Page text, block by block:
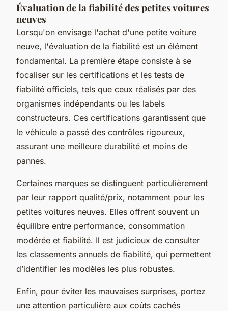
Évaluation de la fiabilité des petites voitures
neuves
Lorsqu'on envisage l'achat d'une petite voiture
neuve, l'évaluation de la fiabilité est un élément
fondamental. La première étape consiste à se
focaliser sur les certifications et les tests de
fiabilité officiels, tels que ceux réalisés par des
organismes indépendants ou les labels
constructeurs. Ces certifications garantissent que
le véhicule a passé des contrôles rigoureux,
assurant une meilleure durabilité et moins de
pannes.
Certaines marques se distinguent particulièrement
par leur rapport qualité/prix, notamment pour les
petites voitures neuves. Elles offrent souvent un
équilibre entre performance, consommation
modérée et fiabilité. Il est judicieux de consulter
les classements annuels de fiabilité, qui permettent
d’identifier les modèles les plus robustes.
Enfin, pour éviter les mauvaises surprises, portez
une attention particulière aux coûts cachés